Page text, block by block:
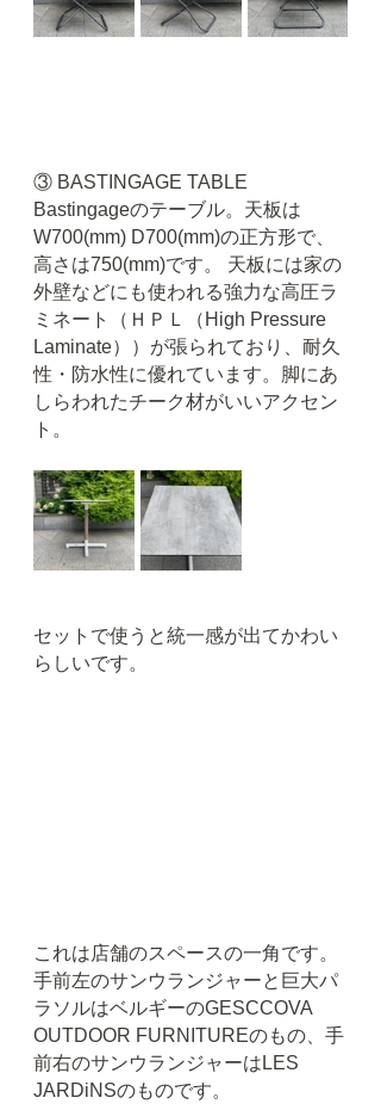
③ BASTINGAGE TABLE
Bastingageのテーブル。天板は
W700(mm) D700(mm)の正方形で、
高さは750(mm)です。 天板には家の
外壁などにも使われる強力な高圧ラ
ミネート（ＨＰＬ（High Pressure
Laminate））が張られており、耐久
性・防水性に優れています。脚にあ
しらわれたチーク材がいいアクセン
ト。
セットで使うと統一感が出てかわい
らしいです。
これは店舗のスペースの一角です。
手前左のサンウランジャーと巨大パ
ラソルはベルギーのGESCCOVA
OUTDOOR FURNITUREのもの、手
前右のサンウランジャーはLES
JARDiNSのものです。